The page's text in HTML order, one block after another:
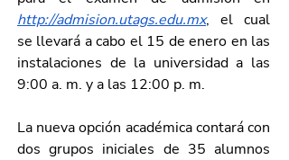
http://admision.utags.edu.mx, el cual
se llevará a cabo el 15 de enero en las
instalaciones de la universidad a las
9:00 a. m. y a las 12:00 p. m.
La nueva opción académica contará con
dos grupos iniciales de 35 alumnos